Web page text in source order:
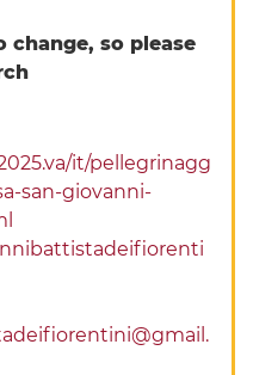
change, so please
it/pellegrinagg
san-giovanni-